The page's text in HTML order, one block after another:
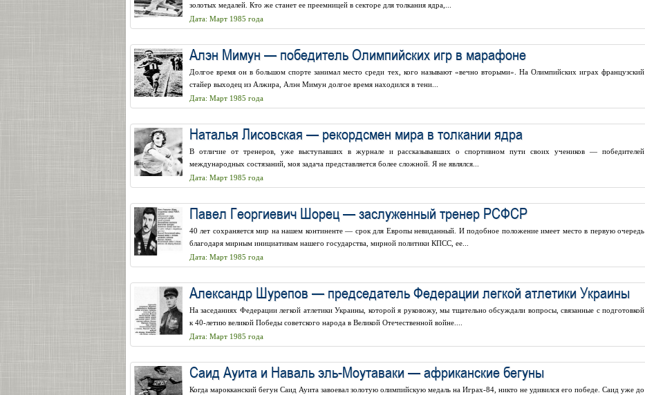
золотых медалей. Кто же станет ее преемницей в секторе для толкания ядра,...
Дата: Март 1985 года
Алэн Мимун — победитель Олимпийских игр в марафоне
Долгое время он в большом спорте занимал место среди тех, кого называют «вечно вторыми». На Олимпийских играх французский
стайер выходец из Алжира, Алэн Мимун долгое время находился в тени...
Дата: Март 1985 года
Наталья Лисовская — рекордсмен мира в толкании ядра
В отличие от тренеров, уже выступавших в журнале и рассказывавших о спортивном пути своих учеников — победителей
международных состязаний, моя задача представляется более сложной. Я не являлся...
Дата: Март 1985 года
Павел Георгиевич Шорец — заслуженный тренер РСФСР
40 лет сохраняется мир на нашем континенте — срок для Европы невиданный. И подобное положение имеет место в первую очередь
благодаря мирным инициативам нашего государства, мирной политики КПСС, ее...
Дата: Март 1985 года
Александр Шурепов — председатель Федерации легкой атлетики Украины
На заседаниях Федерации легкой атлетики Украины, которой я руковожу, мы тщательно обсуждали вопросы, связанные с подготовкой
к 40-летию великой Победы советского народа в Великой Отечественной войне....
Дата: Март 1985 года
Саид Ауита и Наваль эль-Моутаваки — африканские бегуны
Когда марокканский бегун Саид Ауита завоевал золотую олимпийскую медаль на Играх-84, никто не удивился его победе. Саид уже до